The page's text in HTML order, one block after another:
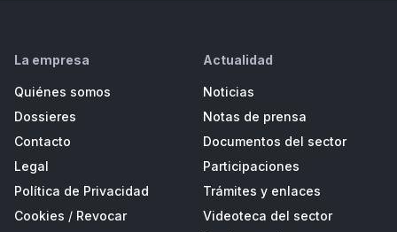
La empresa
Quiénes somos
Dossieres
Contacto
Legal
Política de Privacidad
Cookies / Revocar
Actualidad
Noticias
Notas de prensa
Documentos del sector
Participaciones
Trámites y enlaces
Videoteca del sector